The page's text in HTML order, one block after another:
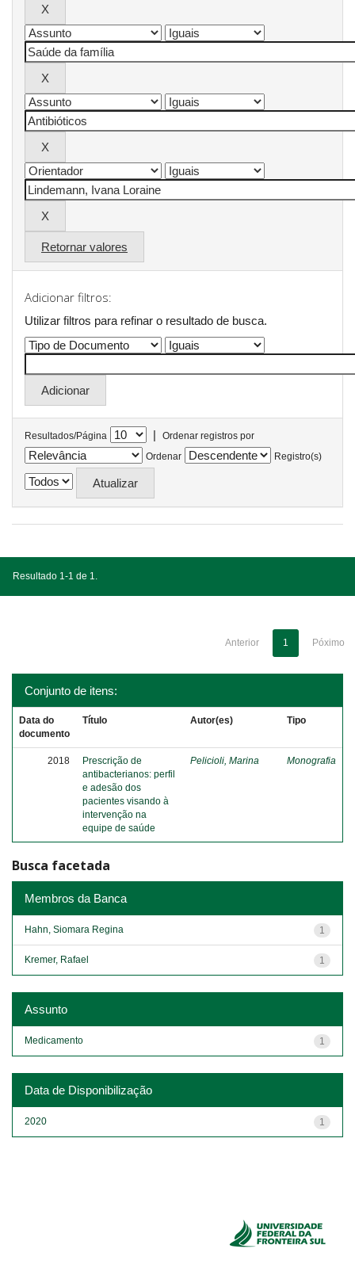
Retornar valores
Adicionar filtros:
Utilizar filtros para refinar o resultado de busca.
Resultados/Página |
Ordenar registros por
Ordenar
Registro(s)
Resultado 1-1 de 1.
Anterior 1 Póximo
Conjunto de itens:
Data do
documento
Título Autor(es) Tipo
2018
Prescrição de
antibacterianos: perfil
e adesão dos
pacientes visando à
intervenção na
equipe de saúde
Pelicioli, Marina Monografia
Busca facetada
Membros da Banca
1
Hahn, Siomara Regina
1
Kremer, Rafael
Assunto
1
Medicamento
Data de Disponibilização
1
2020